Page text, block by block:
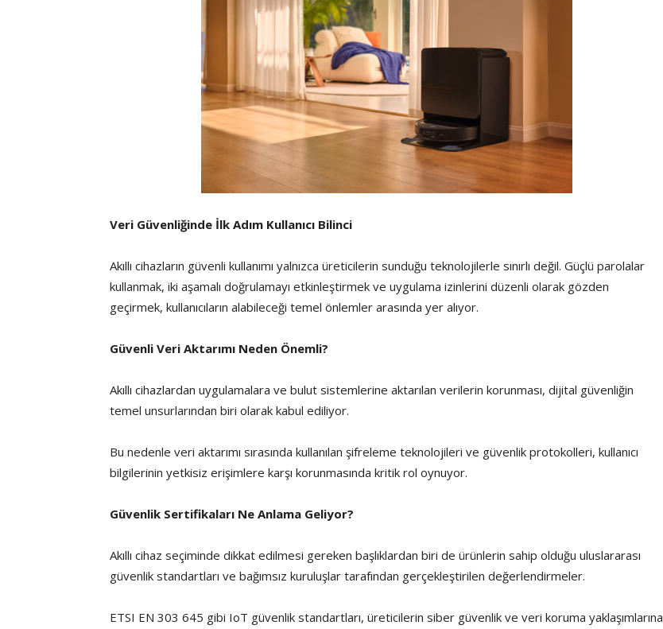
Veri Güvenliğinde İlk Adım Kullanıcı Bilinci
Akıllı cihazların güvenli kullanımı yalnızca üreticilerin sunduğu teknolojilerle sınırlı değil. Güçlü parolalar
kullanmak, iki aşamalı doğrulamayı etkinleştirmek ve uygulama izinlerini düzenli olarak gözden
geçirmek, kullanıcıların alabileceği temel önlemler arasında yer alıyor.
Güvenli Veri Aktarımı Neden Önemli?
Akıllı cihazlardan uygulamalara ve bulut sistemlerine aktarılan verilerin korunması, dijital güvenliğin
temel unsurlarından biri olarak kabul ediliyor.
Bu nedenle veri aktarımı sırasında kullanılan şifreleme teknolojileri ve güvenlik protokolleri, kullanıcı
bilgilerinin yetkisiz erişimlere karşı korunmasında kritik rol oynuyor.
Güvenlik Sertifikaları Ne Anlama Geliyor?
Akıllı cihaz seçiminde dikkat edilmesi gereken başlıklardan biri de ürünlerin sahip olduğu uluslararası
güvenlik standartları ve bağımsız kuruluşlar tarafından gerçekleştirilen değerlendirmeler.
ETSI EN 303 645 gibi IoT güvenlik standartları, üreticilerin siber güvenlik ve veri koruma yaklaşımlarına